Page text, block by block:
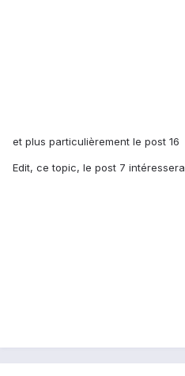
et plus particulièrement le post 16
Edit, ce topic, le post 7 intéressera